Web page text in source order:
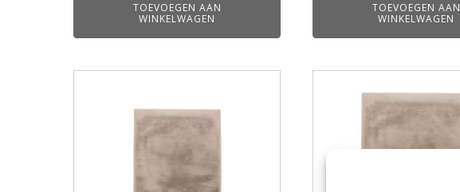
TOEVOEGEN AAN
WINKELWAGEN
TOEVOEGEN AAN
WINKELWAGEN